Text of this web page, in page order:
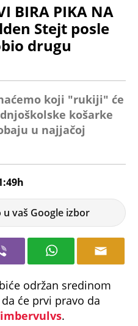
BIRA PIKA NA
Stejt posle
drugu
koji "rukiji" će
košarke
u najjačoj
u vaš Google izbor
biće održan sredinom
će prvi pravo da
.